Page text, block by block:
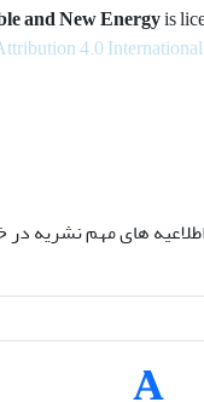
and New Energyis
4.0 International
های مهم نشریه در